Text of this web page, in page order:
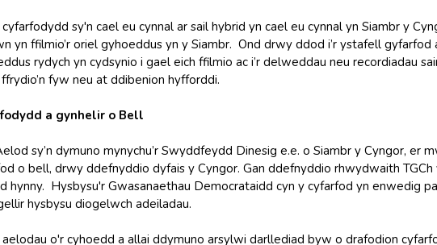
sy'n cael eu cynnal ar sail hybrid yn cael eu cynnal yn Siambr y
yn ffilmio’r oriel gyhoeddus yn y Siambr. Ond drwy ddod i’r ystafell gyfarfod
rydych yn cydsynio i gael eich ffilmio ac i’r delweddau neu recordiadau
fyw neu at ddibenion hyfforddi.
a gynhelir o Bell
sy’n dymuno mynychu’r Swyddfeydd Dinesig e.e. o Siambr y Cyngor, er
o bell, drwy ddefnyddio dyfais y Cyngor. Gan ddefnyddio rhwydwaith TGCh
hynny. Hysbysu'r Gwasanaethau Democrataidd cyn y cyfarfod yn enwedig
hysbysu diogelwch adeiladau.
o'r cyhoedd a allai ddymuno arsylwi darllediad byw o drafodion